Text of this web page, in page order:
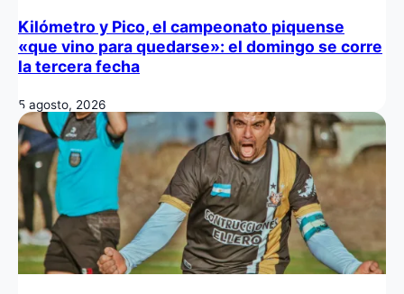
Kilómetro y Pico, el campeonato piquense
«que vino para quedarse»: el domingo se corre
la tercera fecha
5 agosto, 2026